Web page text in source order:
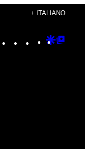
+ ITALIANO
Instagram
TikTok
YouTube
Google